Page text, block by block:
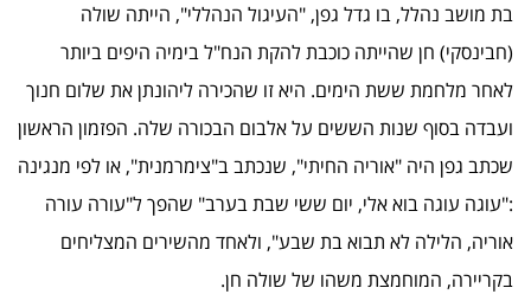
בת מושב נהלל, בו גדל גפן, "העיגול הנהללי", הייתה שולה
(חבינסקי) חן שהייתה כוכבת להקת הנח"ל בימיה היפים ביותר
לאחר מלחמת ששת הימים. היא זו שהכירה ליהונתן את שלום חנוך
ועבדה בסוף שנות הששים על אלבום הבכורה שלה. הפזמון הראשון
שכתב גפן היה "אוריה החיתי", שנכתב ב"צימרמנית", או לפי מנגינה
:"עוגה עוגה בוא אלי, יום ששי שבת בערב" שהפך ל"עורה עורה
אוריה, הלילה לא תבוא בת שבע", ולאחד מהשירים המצליחים
בקריירה, המוחמצת משהו של שולה חן.